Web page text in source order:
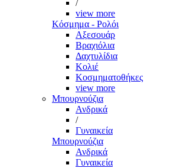
/
view more
Κόσμημα - Ρολόι
Αξεσουάρ
Βραχιόλια
Δαχτυλίδια
Κολιέ
Κοσμηματοθήκες
view more
Μπουρνούζια
Ανδρικά
/
Γυναικεία
Μπουρνούζια
Ανδρικά
Γυναικεία